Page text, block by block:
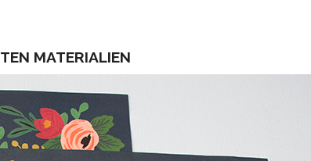
MATERIALIEN